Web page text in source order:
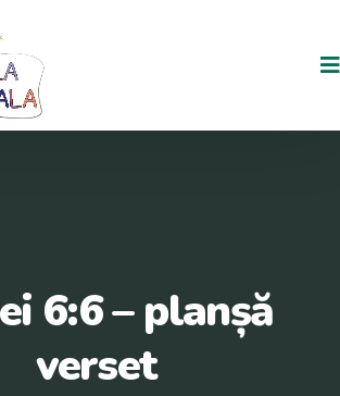
6:6 – planșă
verset